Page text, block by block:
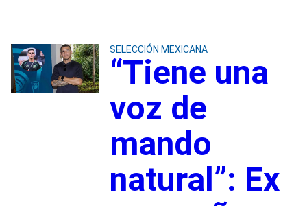
SELECCIÓN MEXICANA
“Tiene una
voz de
mando
natural”: Ex